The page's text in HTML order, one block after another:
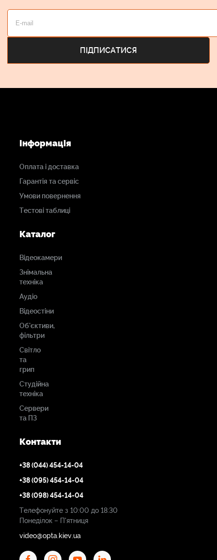
Інформація
Оплата і доставка
Гарантія та сервіс
Умови повернення
Тестові таблиці
Каталог
Відеокамери
Знімальна
техніка
Аудіо
Відеостіни
Об'єктиви,
фільтри
Світло
та
грип
Студійна
техніка
Сервери
та ПЗ
Контакти
+38 (044) 454-14-04
+38 (095) 454-14-04
+38 (098) 454-14-04
Телефонуйте з 10:00 до 18:30
Понеділок – П'ятниця
video@opta.kiev.ua